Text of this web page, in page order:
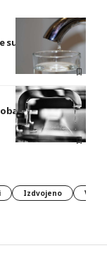
sutra biti bez
obaviješteni tek u
Izdvojeno